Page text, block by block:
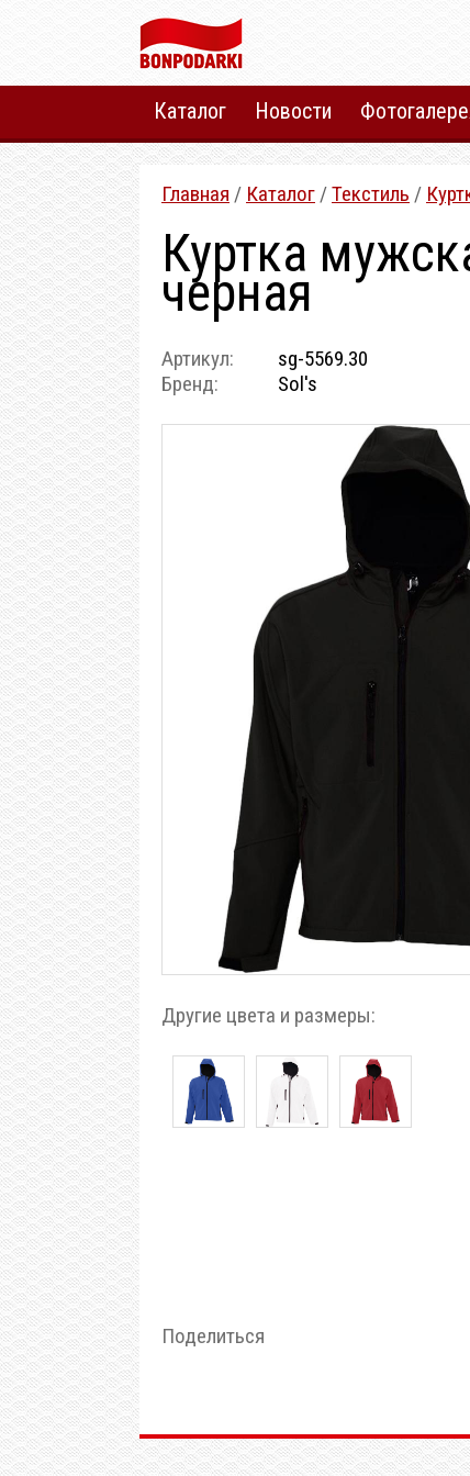
Каталог Новости
Главная / Каталог /Текстиль /
Куртка
черная
Артикул:
Бренд:
sg-5569.30
Sol's
Другие цвета и размеры:
Поделиться